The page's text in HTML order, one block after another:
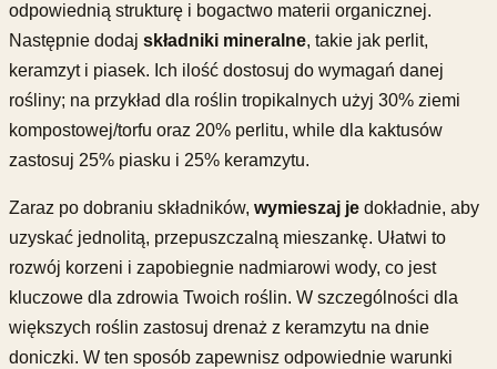
odpowiednią strukturę i bogactwo materii organicznej.
Następnie dodaj składniki mineralne, takie jak perlit,
keramzyt i piasek. Ich ilość dostosuj do wymagań danej
rośliny; na przykład dla roślin tropikalnych użyj 30% ziemi
kompostowej/torfu oraz 20% perlitu, while dla kaktusów
zastosuj 25% piasku i 25% keramzytu.
Zaraz po dobraniu składników, wymieszaj je dokładnie, aby
uzyskać jednolitą, przepuszczalną mieszankę. Ułatwi to
rozwój korzeni i zapobiegnie nadmiarowi wody, co jest
kluczowe dla zdrowia Twoich roślin. W szczególności dla
większych roślin zastosuj drenaż z keramzytu na dnie
doniczki. W ten sposób zapewnisz odpowiednie warunki